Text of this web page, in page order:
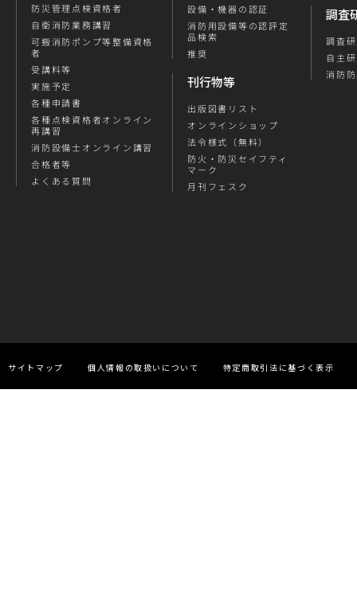
防災管理点検資格者
自衛消防業務講習
可搬消防ポンプ等整備資格
者
受講料等
実施予定
各種申請書
各種点検資格者オンライン
再講習
消防設備士オンライン講習
合格者等
よくある質問
設備・機器の認証
消防用設備等の認評定
品検索
推奨
刊行物等
出版図書リスト
オンラインショップ
法令様式（無料）
防火・防災セイフティ
マーク
月刊フェスク
調査
調査
自主
消防
サイトマップ 個人情報の取扱いについて 特定商取引法に基づく表示